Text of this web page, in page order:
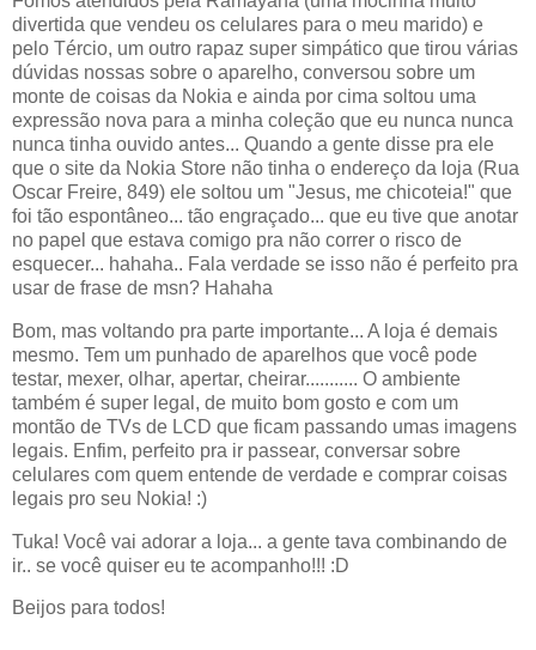
divertida que vendeu os celulares para o meu marido) e
pelo Tércio, um outro rapaz super simpático que tirou várias
dúvidas nossas sobre o aparelho, conversou sobre um
monte de coisas da Nokia e ainda por cima soltou uma
expressão nova para a minha coleção que eu nunca nunca
nunca tinha ouvido antes... Quando a gente disse pra ele
que o site da Nokia Store não tinha o endereço da loja (Rua
Oscar Freire, 849) ele soltou um "Jesus, me chicoteia!" que
foi tão espontâneo... tão engraçado... que eu tive que anotar
no papel que estava comigo pra não correr o risco de
esquecer... hahaha.. Fala verdade se isso não é perfeito pra
usar de frase de msn? Hahaha
Bom, mas voltando pra parte importante... A loja é demais
mesmo. Tem um punhado de aparelhos que você pode
testar, mexer, olhar, apertar, cheirar........... O ambiente
também é super legal, de muito bom gosto e com um
montão de TVs de LCD que ficam passando umas imagens
legais. Enfim, perfeito pra ir passear, conversar sobre
celulares com quem entende de verdade e comprar coisas
legais pro seu Nokia! :)
Tuka! Você vai adorar a loja... a gente tava combinando de
ir.. se você quiser eu te acompanho!!! :D
Beijos para todos!